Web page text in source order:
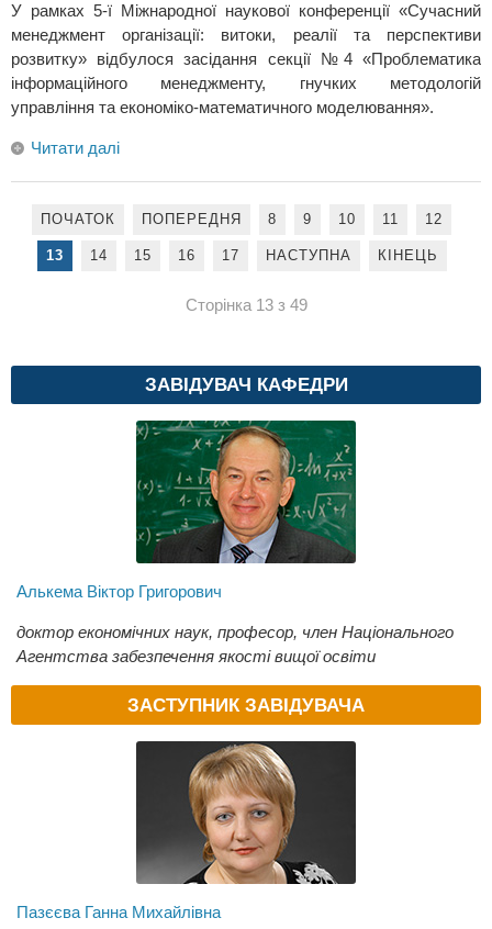
У рамках 5-ї Міжнародної наукової конференції «Сучасний
менеджмент організації: витоки, реалії та перспективи
розвитку» відбулося засідання секції №4 «Проблематика
інформаційного менеджменту, гнучких методологій
управління та економіко-математичного моделювання».
Читати далі
ПОЧАТОК ПОПЕРЕДНЯ 8 9 10 11 12
13 14 15 16 17 НАСТУПНА КІНЕЦЬ
Сторінка 13 з 49
ЗАВІДУВАЧ КАФЕДРИ
Алькема Віктор Григорович
доктор економічних наук, професор, член Національного
Агентства забезпечення якості вищої освіти
ЗАСТУПНИК ЗАВІДУВАЧА
Пазєєва Ганна Михайлівна